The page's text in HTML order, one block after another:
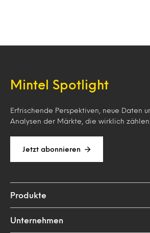
Mintel Spotlight
Erfrischende Perspektiven, neue Daten
Analysen der Märkte, die wirklich zählen.
Jetzt abonnieren
Produkte
Unternehmen